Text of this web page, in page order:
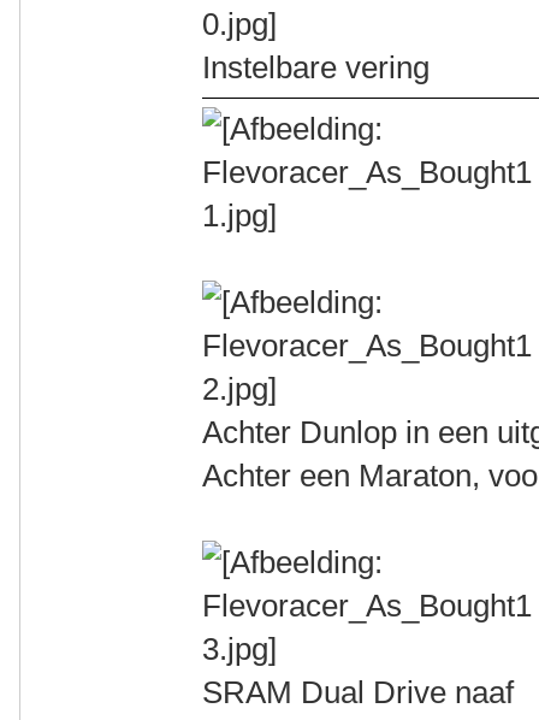
Instelbare vering
Achter Dunlop in een
Achter een Maraton,
SRAM Dual Drive naaf